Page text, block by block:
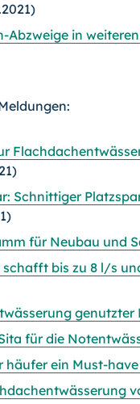
Abzweige in
Schnittiger
für Neubau und
bis zu 8 l/s
genutzter
für die
häufer ein Must-